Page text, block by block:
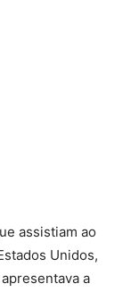
assistiam ao
Unidos,
a